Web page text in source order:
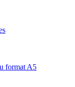
format A5